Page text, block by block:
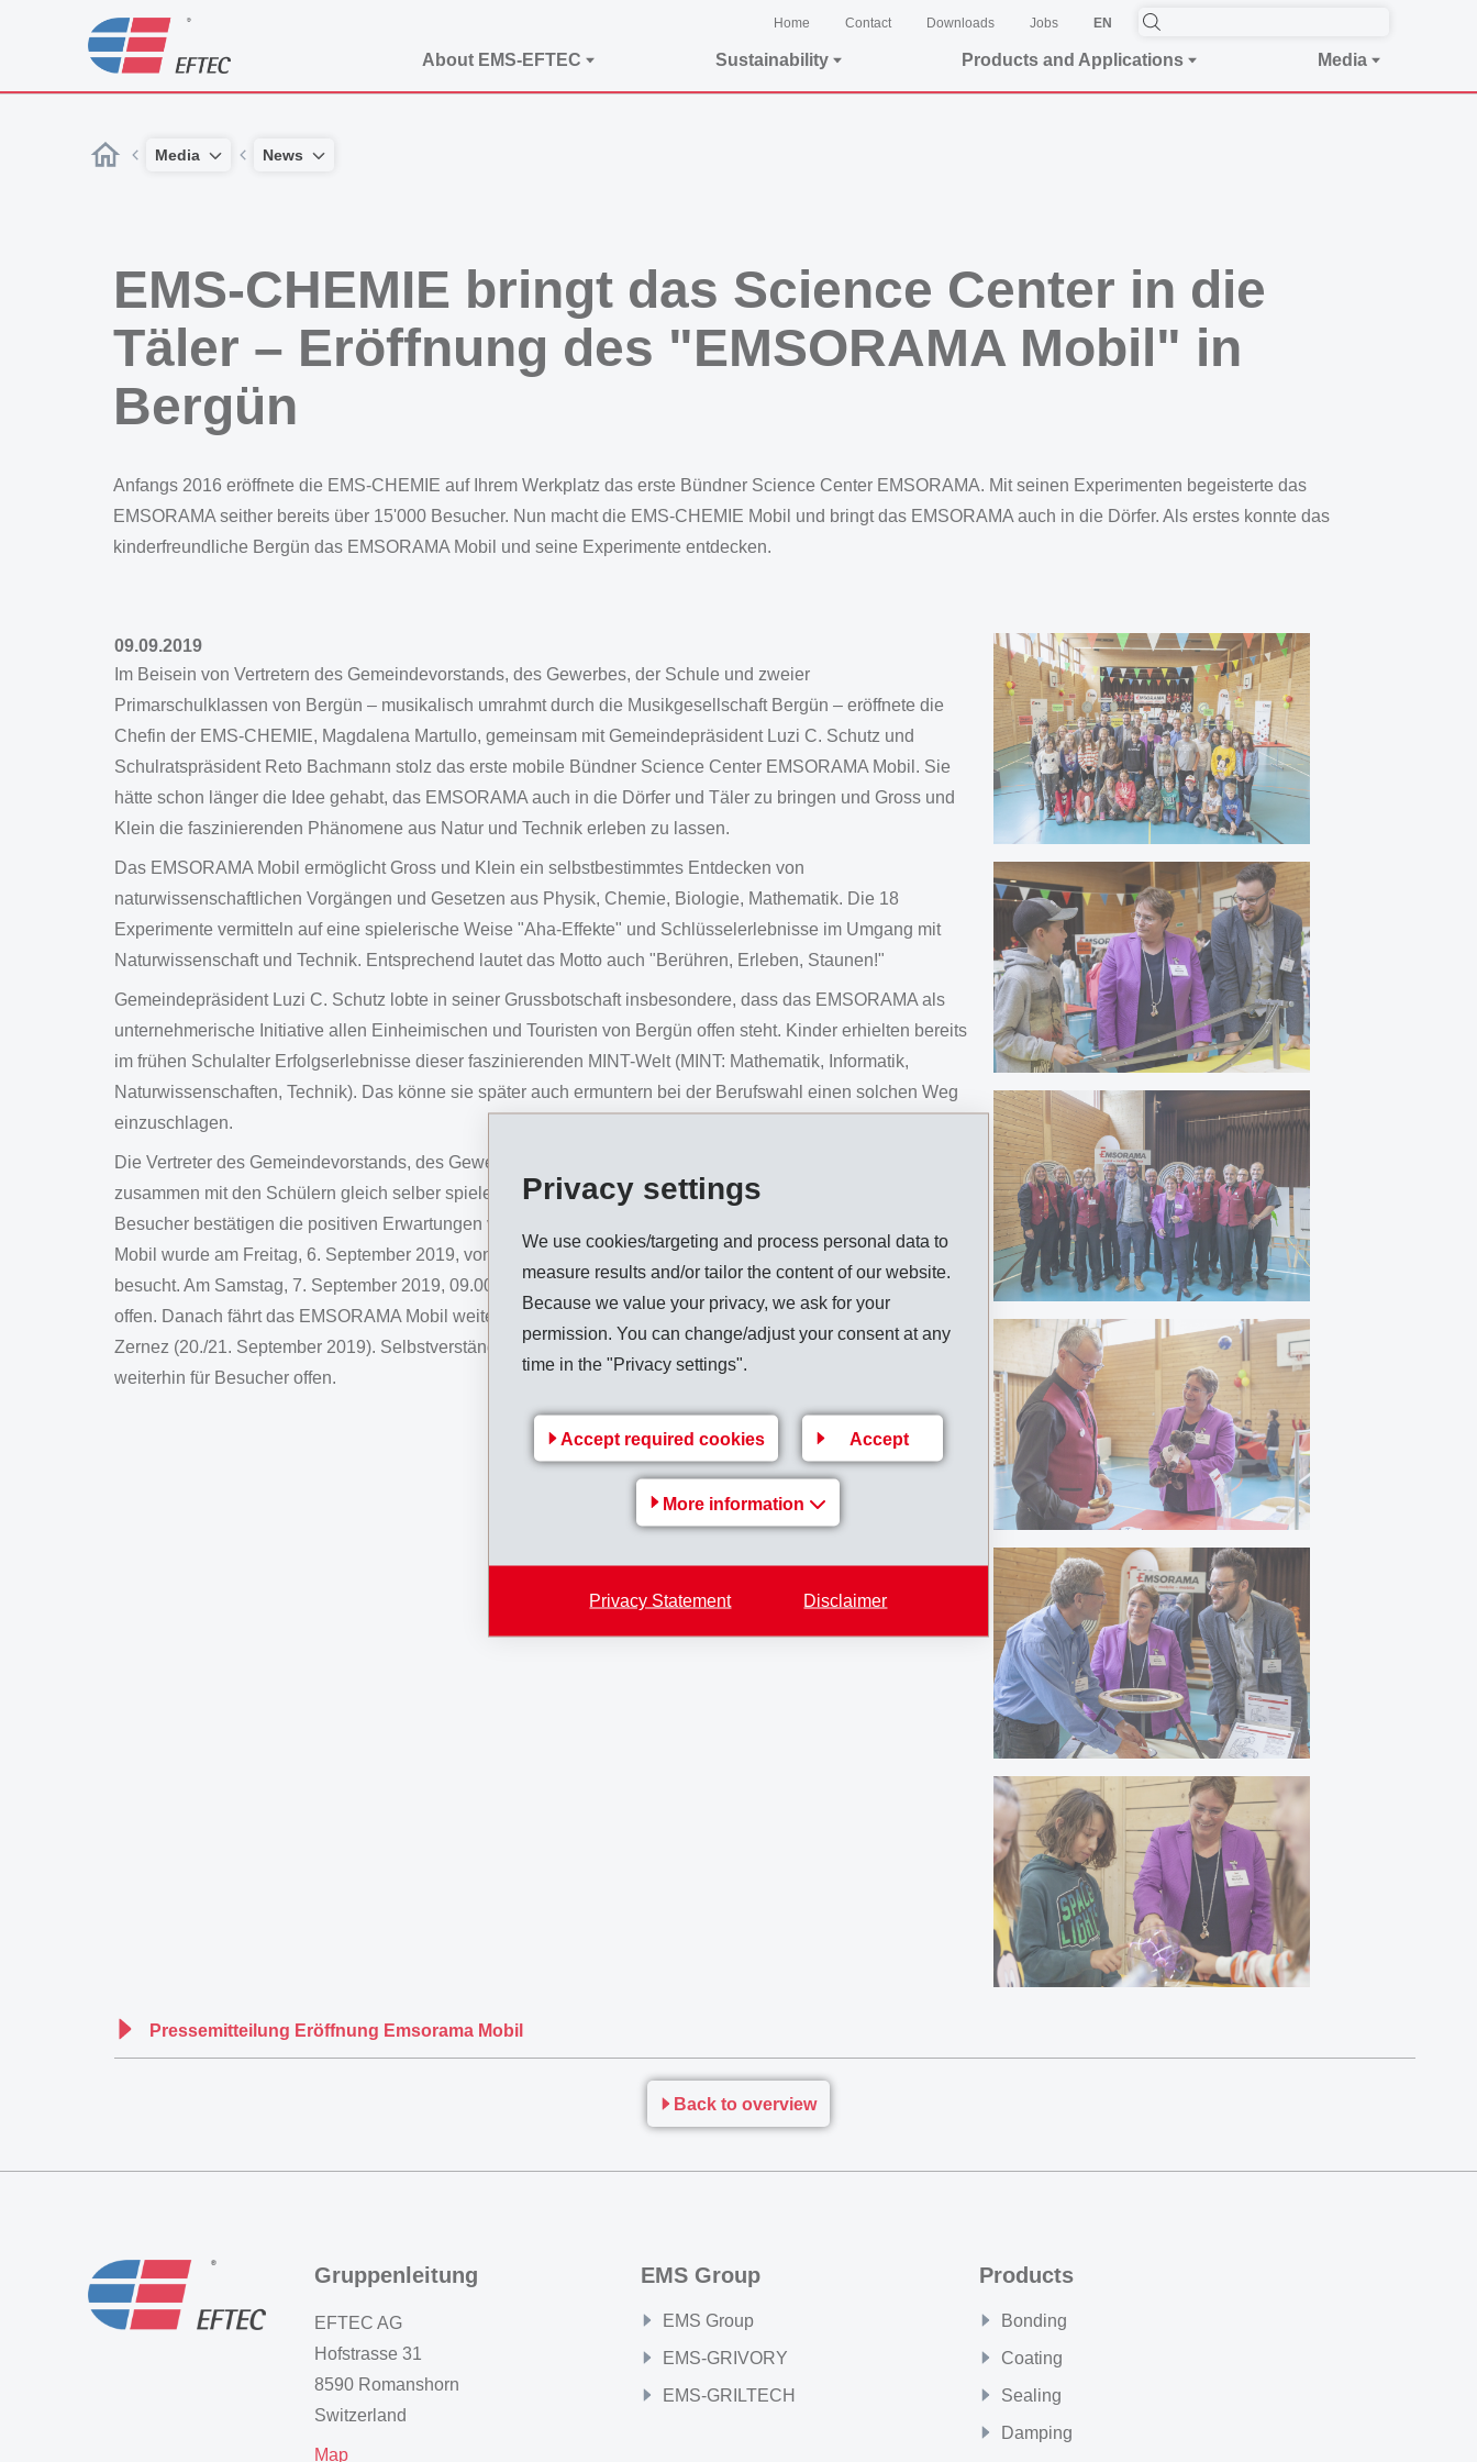
Privacy settings
We use cookies/targeting and process personal data to
measure results and/or tailor the content of our website.
Because we value your privacy, we ask for your
permission. You can change/adjust your consent at any
time in the "Privacy settings".
Accept required cookies Accept
More information
Privacy Statement Disclaimer
Home Contact Downloads Jobs EN
About EMS-EFTEC Sustainability Products and Applications Media
Media News
EMS-CHEMIE bringt das Science Center in die
Täler – Eröffnung des "EMSORAMA Mobil" in
Bergün
Anfangs 2016 eröffnete die EMS-CHEMIE auf Ihrem Werkplatz das erste Bündner Science Center EMSORAMA. Mit seinen Experimenten begeisterte das
EMSORAMA seither bereits über 15'000 Besucher. Nun macht die EMS-CHEMIE Mobil und bringt das EMSORAMA auch in die Dörfer. Als erstes konnte das
kinderfreundliche Bergün das EMSORAMA Mobil und seine Experimente entdecken.
09.09.2019
Im Beisein von Vertretern des Gemeindevorstands, des Gewerbes, der Schule und zweier
Primarschulklassen von Bergün – musikalisch umrahmt durch die Musikgesellschaft Bergün – eröffnete die
Chefin der EMS-CHEMIE, Magdalena Martullo, gemeinsam mit Gemeindepräsident Luzi C. Schutz und
Schulratspräsident Reto Bachmann stolz das erste mobile Bündner Science Center EMSORAMA Mobil. Sie
hätte schon länger die Idee gehabt, das EMSORAMA auch in die Dörfer und Täler zu bringen und Gross und
Klein die faszinierenden Phänomene aus Natur und Technik erleben zu lassen.
Das EMSORAMA Mobil ermöglicht Gross und Klein ein selbstbestimmtes Entdecken von
naturwissenschaftlichen Vorgängen und Gesetzen aus Physik, Chemie, Biologie, Mathematik. Die 18
Experimente vermitteln auf eine spielerische Weise "Aha-Effekte" und Schlüsselerlebnisse im Umgang mit
Naturwissenschaft und Technik. Entsprechend lautet das Motto auch "Berühren, Erleben, Staunen!"
Gemeindepräsident Luzi C. Schutz lobte in seiner Grussbotschaft insbesondere, dass das EMSORAMA als
unternehmerische Initiative allen Einheimischen und Touristen von Bergün offen steht. Kinder erhielten bereits
im frühen Schulalter Erfolgserlebnisse dieser faszinierenden MINT-Welt (MINT: Mathematik, Informatik,
Naturwissenschaften, Technik). Das könne sie später auch ermuntern bei der Berufswahl einen solchen Weg
einzuschlagen.
Die Vertreter des Gemeindevorstands, des Gewerbes und der Schulen liessen sich anschliessenden
zusammen mit den Schülern gleich selber spielerisch auf die praktischen Experimente ein. Die Eindrücke der
Besucher bestätigen die positiven Erwartungen von EMS-Chefin Magdalena Martullo. Das EMSORAMA
Mobil wurde am Freitag, 6. September 2019, von verschiedenen Schulklassen der ganzen Region Albula
besucht. Am Samstag, 7. September 2019, 09.00 bis 16.00 Uhr steht die Ausstellung für die Öffentlichkeit
offen. Danach fährt das EMSORAMA Mobil weiter nach Val Müstair (13./14. September 2019) und nach
Zernez (20./21. September 2019). Selbstverständlich bleibt das stationäre EMSORAMA in Domat/Ems
weiterhin für Besucher offen.
Pressemitteilung Eröffnung Emsorama Mobil
Back to overview
Gruppenleitung
EFTEC AG
Hofstrasse 31
8590 Romanshorn
Switzerland
Map
EMS Group
EMS Group
EMS-GRIVORY
EMS-GRILTECH
Products
Bonding
Coating
Sealing
Damping